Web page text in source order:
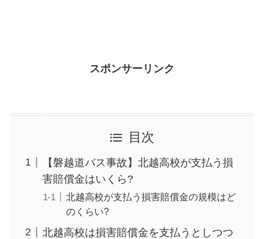
スポンサーリンク
目次
【磐越道バス事故】北越高校が支払う損
害賠償金はいくら?
北越高校が支払う損害賠償金の規模はど
のくらい?
北越高校は損害賠償金を支払うとしつつ